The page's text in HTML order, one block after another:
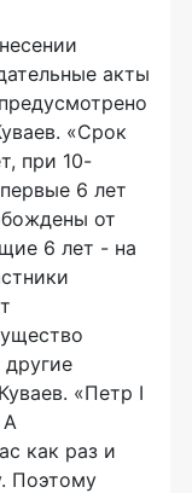
акты
«Срок
при 10-
6 лет
от
6 лет - на
«Петр I
А
как раз и
Поэтому